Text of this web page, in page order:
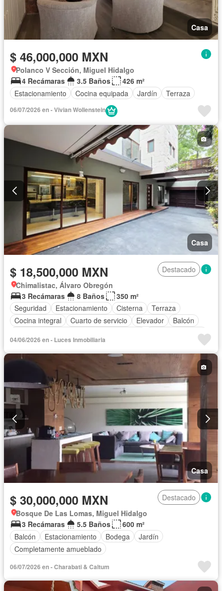
Casa
$ 46,000,000 MXN
Polanco V Sección, Miguel Hidalgo
4 Recámaras
3.5 Baños
426 m²
Estacionamiento
Cocina equipada Jardín Terraza
06/07/2026 en - Vivian Wollenstein
Casa
$ 18,500,000 MXN
Destacado
Chimalistac, Álvaro Obregón
3 Recámaras
8 Baños
350 m²
Seguridad
Estacionamiento Cisterna
Terraza
Cocina integral
Cuarto de servicio Elevador
Balcón
Cocina equipada
Internet
Bodega
Aire acondicionado
Circuito cerrado de televisión
Electricidad
Azotea
Agua Cuarto de Limpieza
Televisión por cable
Calefacción
Chimenea Recámara con closet
04/06/2026 en - Luces Inmobiliaria
Casa
$ 30,000,000 MXN
Destacado
Bosque De Las Lomas, Miguel Hidalgo
3 Recámaras
5.5 Baños
600 m²
Balcón
Estacionamiento Bodega
Jardín
Completamente amueblado
06/07/2026 en - Charabati & Caltum